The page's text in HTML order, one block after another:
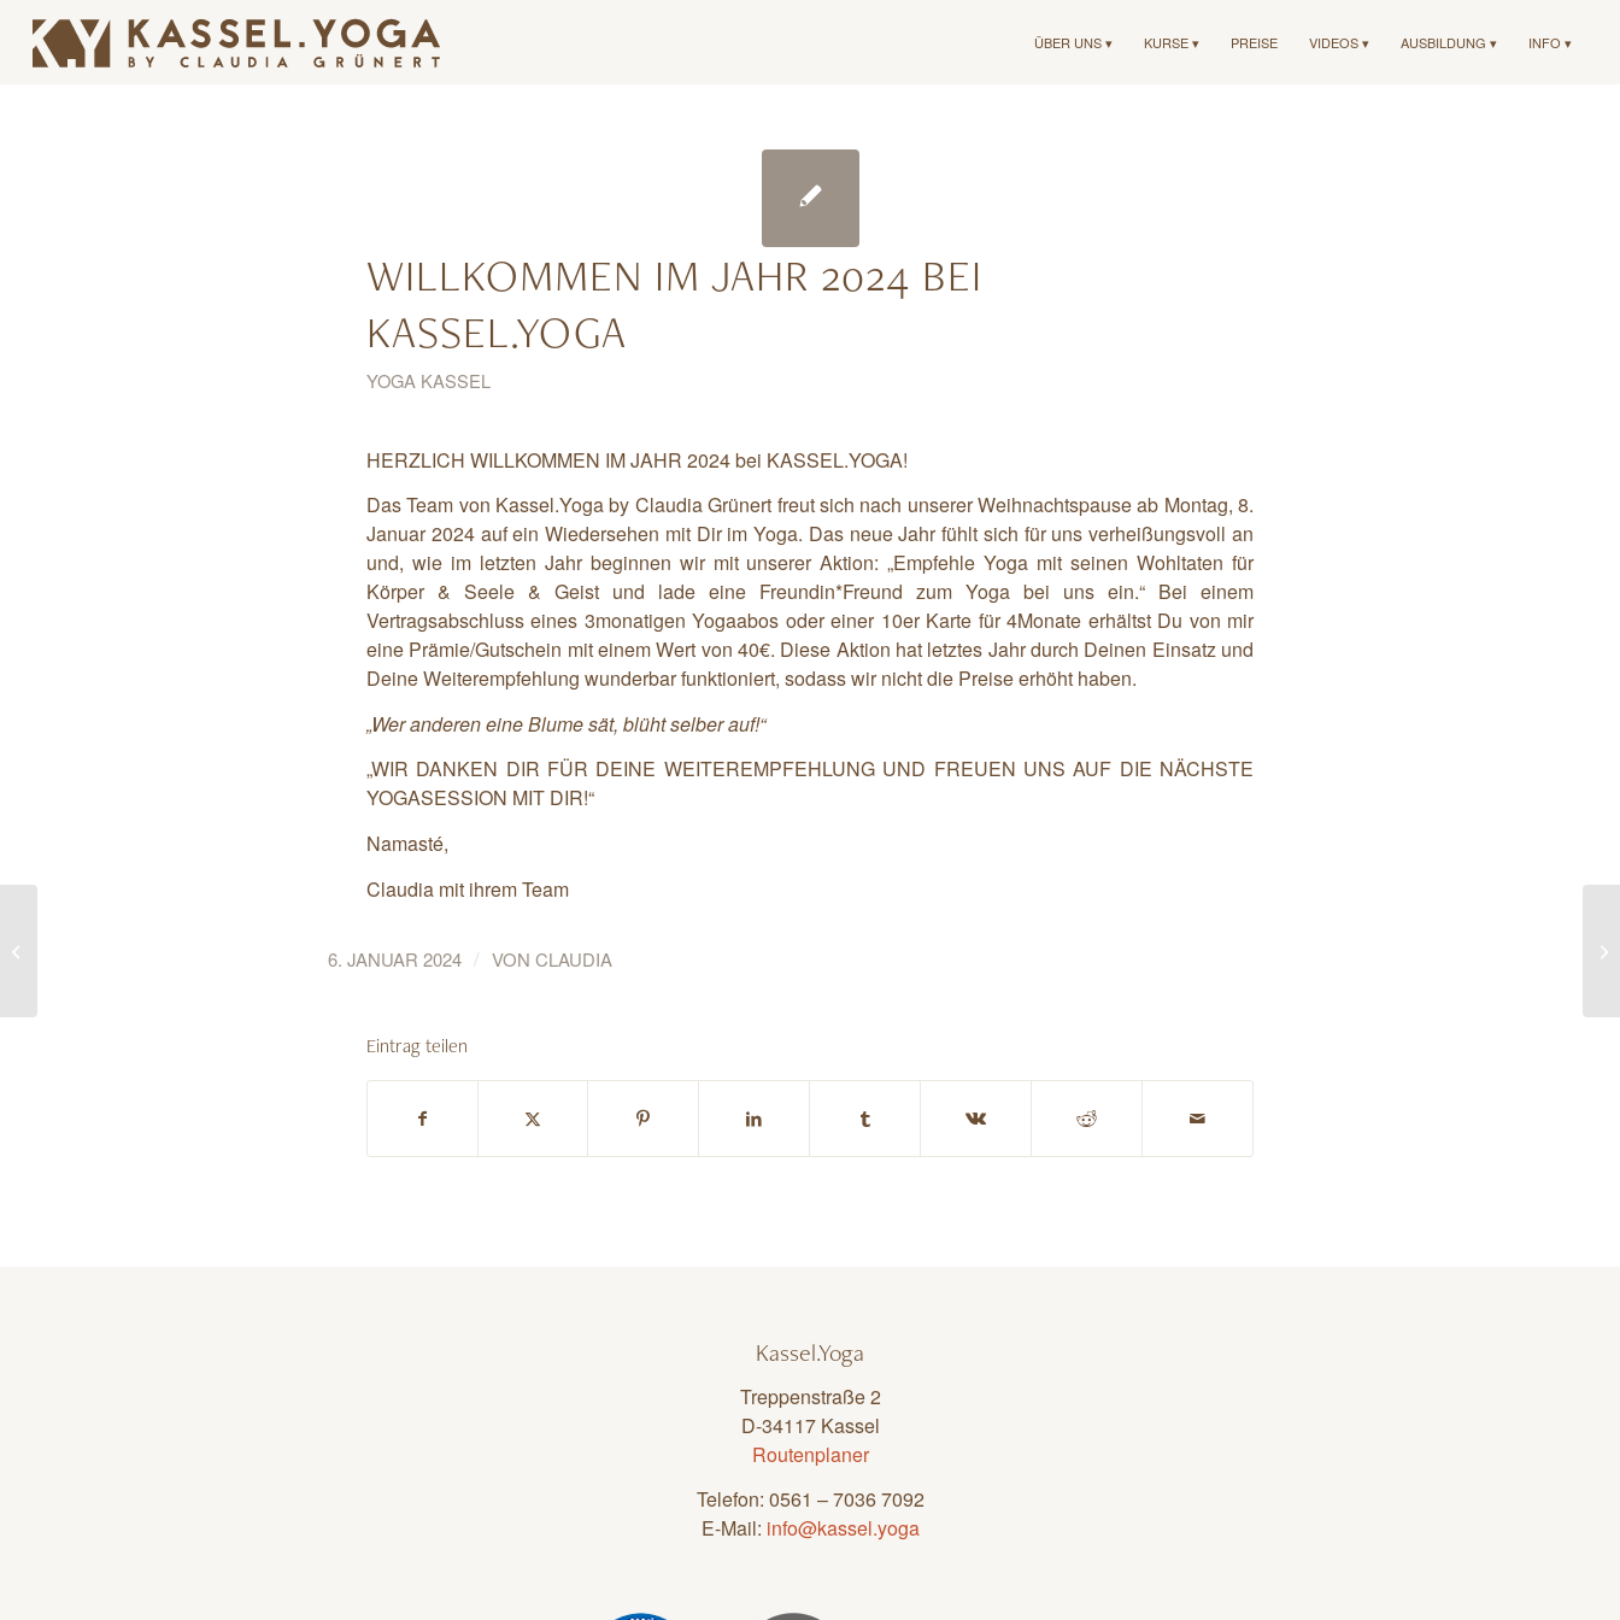
ÜBER UNS ▾ KURSE ▾ PREISE VIDEOS ▾ AUSBILDUNG ▾ INFO ▾
WILLKOMMEN IM JAHR 2024 BEI
KASSEL.YOGA
YOGA KASSEL
HERZLICH WILLKOMMEN IM JAHR 2024 bei KASSEL.YOGA!
Das Team von Kassel.Yoga by Claudia Grünert freut sich nach unserer Weihnachtspause ab Montag, 8.
Januar 2024 auf ein Wiedersehen mit Dir im Yoga. Das neue Jahr fühlt sich für uns verheißungsvoll an
und, wie im letzten Jahr beginnen wir mit unserer Aktion: „Empfehle Yoga mit seinen Wohltaten für
Körper & Seele & Geist und lade eine Freundin*Freund zum Yoga bei uns ein.“ Bei einem
Vertragsabschluss eines 3monatigen Yogaabos oder einer 10er Karte für 4Monate erhältst Du von mir
eine Prämie/Gutschein mit einem Wert von 40€. Diese Aktion hat letztes Jahr durch Deinen Einsatz und
Deine Weiterempfehlung wunderbar funktioniert, sodass wir nicht die Preise erhöht haben.
„Wer anderen eine Blume sät, blüht selber auf!“
„WIR DANKEN DIR FÜR DEINE WEITEREMPFEHLUNG UND FREUEN UNS AUF DIE NÄCHSTE
YOGASESSION MIT DIR!“
Namasté,
Claudia mit ihrem Team
6. JANUAR 2024 / VON CLAUDIA
Eintrag teilen
Kassel.Yoga
Treppenstraße 2
D-34117 Kassel
Routenplaner
Telefon: 0561 – 7036 7092
E-Mail: info@kassel.yoga